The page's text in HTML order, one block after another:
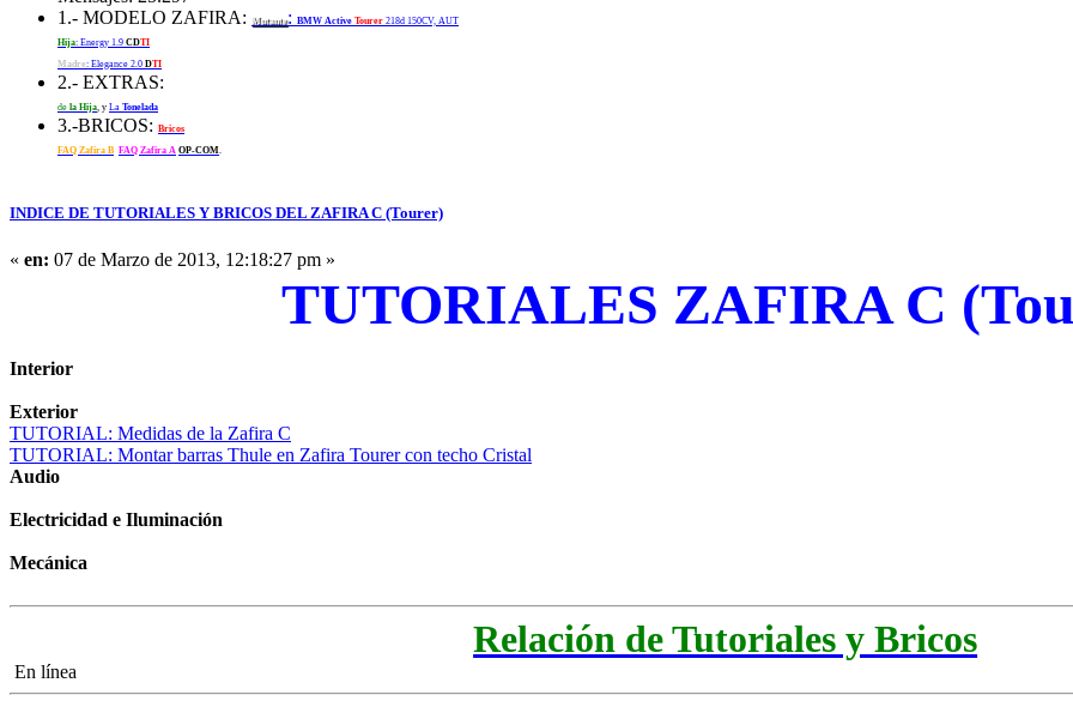
1.- MODELO ZAFIRA:
Mutante: BMW Active Tourer 218d 150CV, AUT
Hija: Energy 1.9 CDTI
Madre: Elegance 2.0 DTI
2.- EXTRAS:
de la Hija, y La Tonelada
3.-BRICOS: Bricos
FAQ Zafira B FAQ Zafira A OP-COM.
INDICE DE TUTORIALES Y BRICOS DEL ZAFIRA C (Tourer)
« en: 07 de Marzo de 2013, 12:18:27 pm »
TUTORIALES ZAFIRA C
Interior
Exterior
TUTORIAL: Medidas de la Zafira C
TUTORIAL: Montar barras Thule en Zafira Tourer con techo Cristal
Audio
Electricidad e Iluminación
Mecánica
Relación de Tutoriales y Bricos
En línea